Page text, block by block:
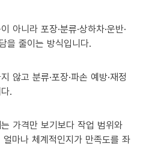
아니라 포장·분류·상하차·운반·
을 줄이는 방식입니다.
않고 분류·포장·파손 예방·재정
.
가격만 보기보다 작업 범위와
마나 체계적인지가 만족도를 좌